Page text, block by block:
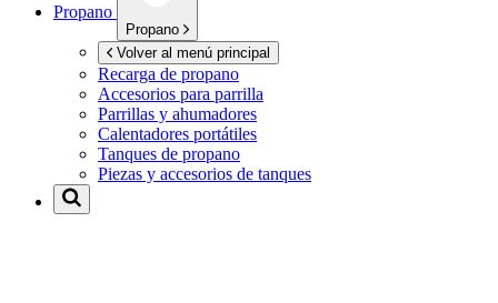
Propano
Propano
Volver al menú principal
Recarga de propano
Accesorios para parrilla
Parrillas y ahumadores
Calentadores portátiles
Tanques de propano
Piezas y accesorios de tanques